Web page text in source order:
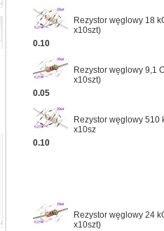
Rezystor węglowy 18
x10szt)
0.10
Rezystor węglowy 9,1
x10szt)
0.05
Rezystor węglowy 510
x10sz
0.10
Rezystor węglowy 24
x10szt)